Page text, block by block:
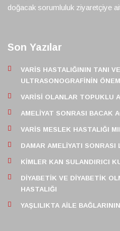
doğacak sorumluluk ziyaretçiye
Son Yazılar
VARIS HASTALIĞININ TANI
ULTRASONOGRAFININ
VARISI OLANLAR TOPUKLU
AMELIYAT SONRASI BACAK
VARIS MESLEK HASTALIĞI
DAMAR AMELIYATI SONRASI
KIMLER KAN SULANDIRICI
DIYABETIK VE DIYABETIK
HASTALIĞI
YAŞLILIKTA AILE